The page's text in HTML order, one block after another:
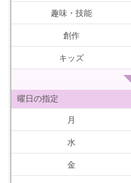
趣味・技能
創作
キッズ
曜日の指定
月
水
金